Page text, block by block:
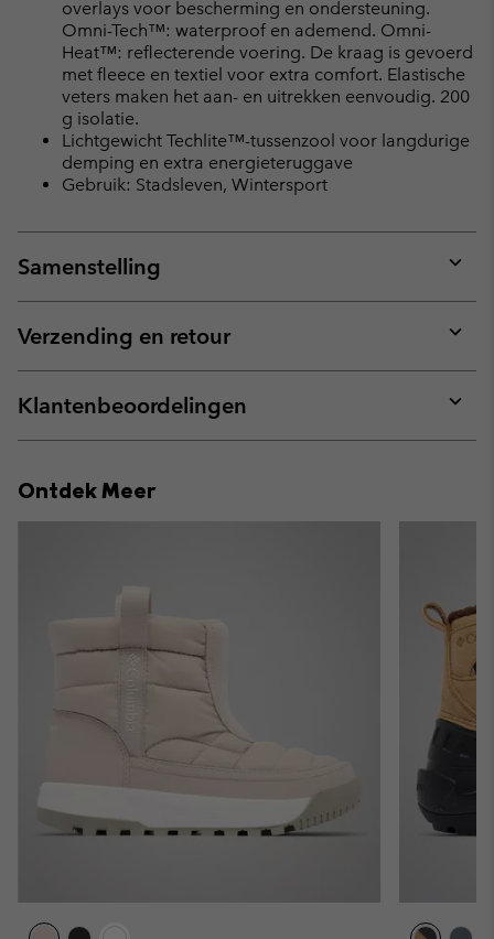
overlays voor bescherming en ondersteuning.
Omni-Tech™: waterproof en ademend. Omni-
Heat™: reflecterende voering. De kraag is gevoerd
met fleece en textiel voor extra comfort. Elastische
veters maken het aan- en uitrekken eenvoudig. 200
g isolatie.
Lichtgewicht Techlite™-tussenzool voor langdurige
demping en extra energieteruggave
Gebruik: Stadsleven, Wintersport
Samenstelling
or
Verzending en retour
or
Klantenbeoordelingen
or
Ontdek Meer